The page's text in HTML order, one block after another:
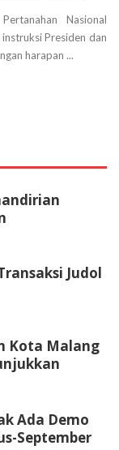
Nasional
Presiden dan
harapan ...
Judol
Kota Malang
Ada Demo
September